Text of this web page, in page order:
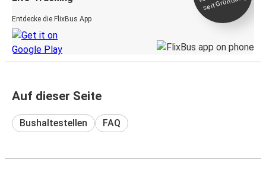
Entdecke die FlixBus App
Auf dieser Seite
Bushaltestellen FAQ